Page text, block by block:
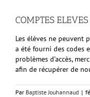
COMPTES ELEVES
Les élèves ne peuvent
a été fourni des codes
problèmes d’accès,
afin de récupérer de
Par Baptiste Jouhannaud |